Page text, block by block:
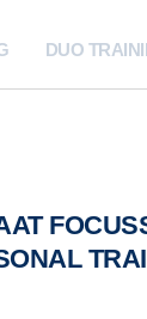
DUO